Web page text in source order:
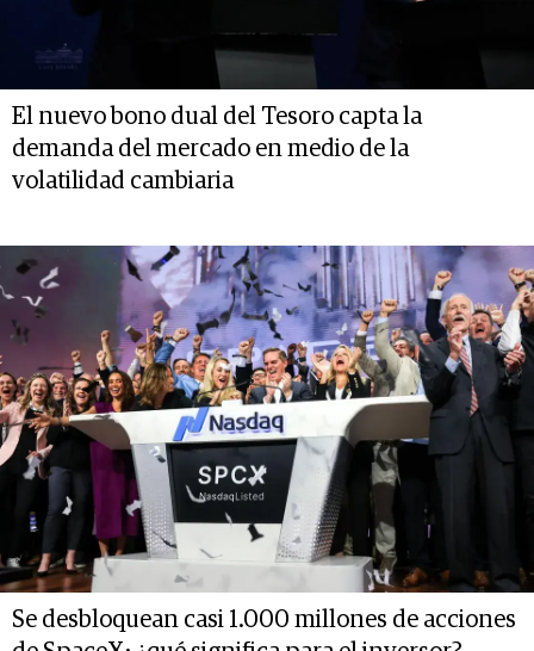
El nuevo bono dual del Tesoro capta la
demanda del mercado en medio de la
volatilidad cambiaria
Se desbloquean casi 1.000 millones de acciones